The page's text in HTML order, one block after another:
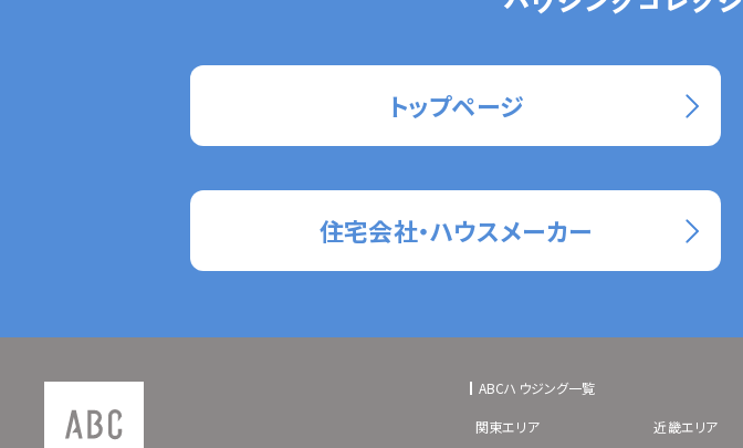
トップページ
住宅会社・ハウスメーカー
ABCハウジング一覧
関東エリア
近畿エリア